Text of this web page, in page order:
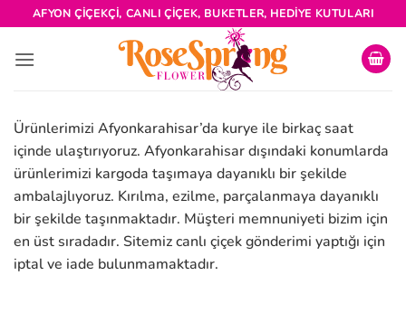
İçeriğe
atla
AFYON ÇIÇEKÇI, CANLI ÇIÇEK, BUKETLER, HEDIYE KUTULARI
Ürünlerimizi Afyonkarahisar’da kurye ile birkaç saat
içinde ulaştırıyoruz. Afyonkarahisar dışındaki konumlarda
ürünlerimizi kargoda taşımaya dayanıklı bir şekilde
ambalajlıyoruz. Kırılma, ezilme, parçalanmaya dayanıklı
bir şekilde taşınmaktadır. Müşteri memnuniyeti bizim için
en üst sıradadır. Sitemiz canlı çiçek gönderimi yaptığı için
iptal ve iade bulunmamaktadır.